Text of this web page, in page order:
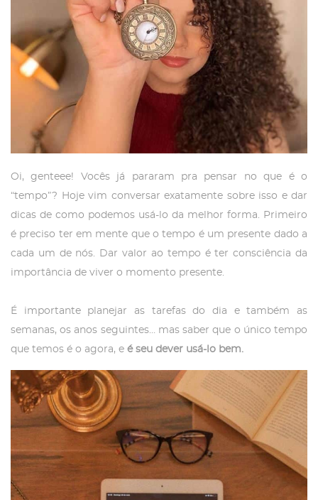
Oi, genteee! Vocês já pararam pra pensar no que é o
“tempo”? Hoje vim conversar exatamente sobre isso e dar
dicas de como podemos usá-lo da melhor forma. Primeiro
é preciso ter em mente que o tempo é um presente dado a
cada um de nós. Dar valor ao tempo é ter consciência da
importância de viver o momento presente.
É importante planejar as tarefas do dia e também as
semanas, os anos seguintes… mas saber que o único tempo
que temos é o agora, e é seu dever usá-lo bem.